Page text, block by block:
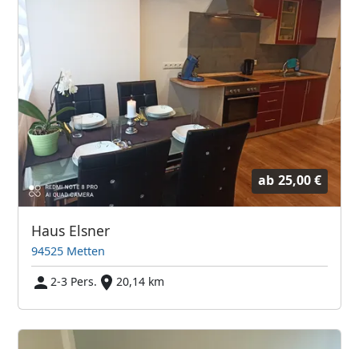
ab 25,00 €
Haus Elsner
94525 Metten
2-3 Pers.
20,14 km